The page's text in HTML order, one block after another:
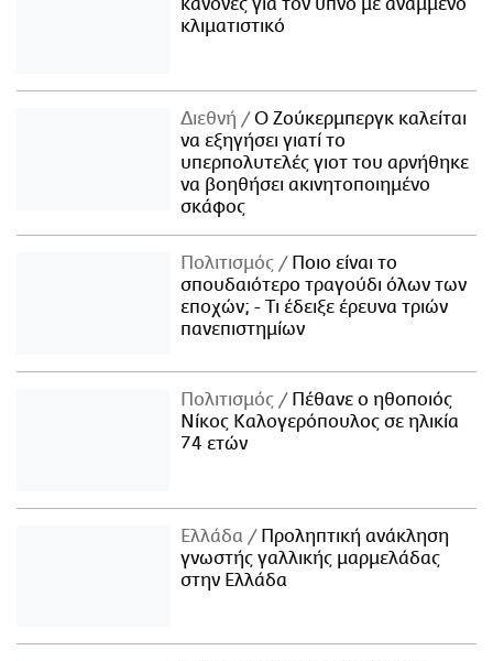
κανόνες για τον ύπνο με αναμμένο
κλιματιστικό
Διεθνή
Ο Ζούκερμπεργκ καλείται
να εξηγήσει γιατί το
υπερπολυτελές γιοτ του αρνήθηκε
να βοηθήσει ακινητοποιημένο
σκάφος
Πολιτισμός
Ποιο είναι το
σπουδαιότερο τραγούδι όλων των
εποχών; - Τι έδειξε έρευνα τριών
πανεπιστημίων
Πολιτισμός
Πέθανε ο ηθοποιός
Νίκος Καλογερόπουλος σε ηλικία
74 ετών
Ελλάδα
Προληπτική ανάκληση
γνωστής γαλλικής μαρμελάδας
στην Ελλάδα